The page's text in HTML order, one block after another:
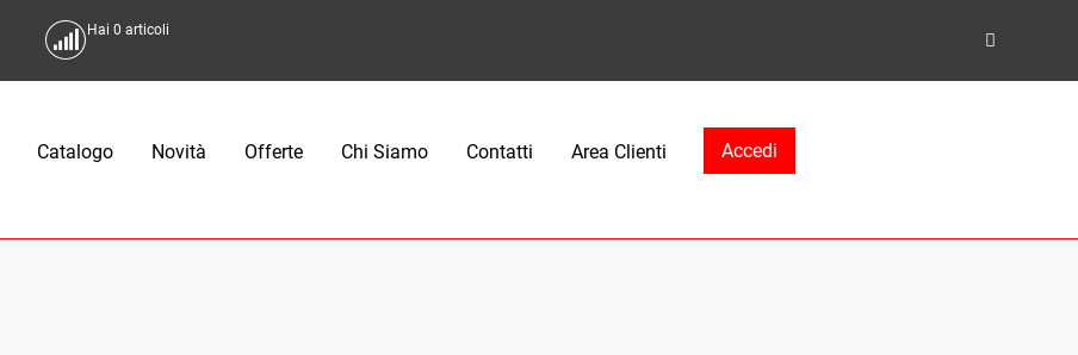
Hai0 articoli
Catalogo Novità Offerte Chi Siamo Contatti Area Clienti Accedi